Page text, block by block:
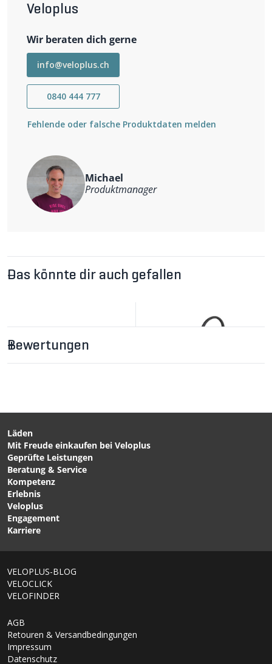
Veloplus
Wir beraten dich gerne
info@veloplus.ch
0840 444 777
Fehlende oder falsche Produktdaten melden
Michael
Produktmanager
Das könnte dir auch gefallen
CHF 199.00
Ladegerät Evation Akku
1.0 von FAZUA
CHF 239.00
Bewertungen
Läden
Mit Freude einkaufen bei Veloplus
Geprüfte Leistungen
Beratung & Service
Kompetenz
Erlebnis
Veloplus
Engagement
Karriere
VELOPLUS-BLOG
VELOCLICK
VELOFINDER
AGB
Retouren & Versandbedingungen
Impressum
Datenschutz